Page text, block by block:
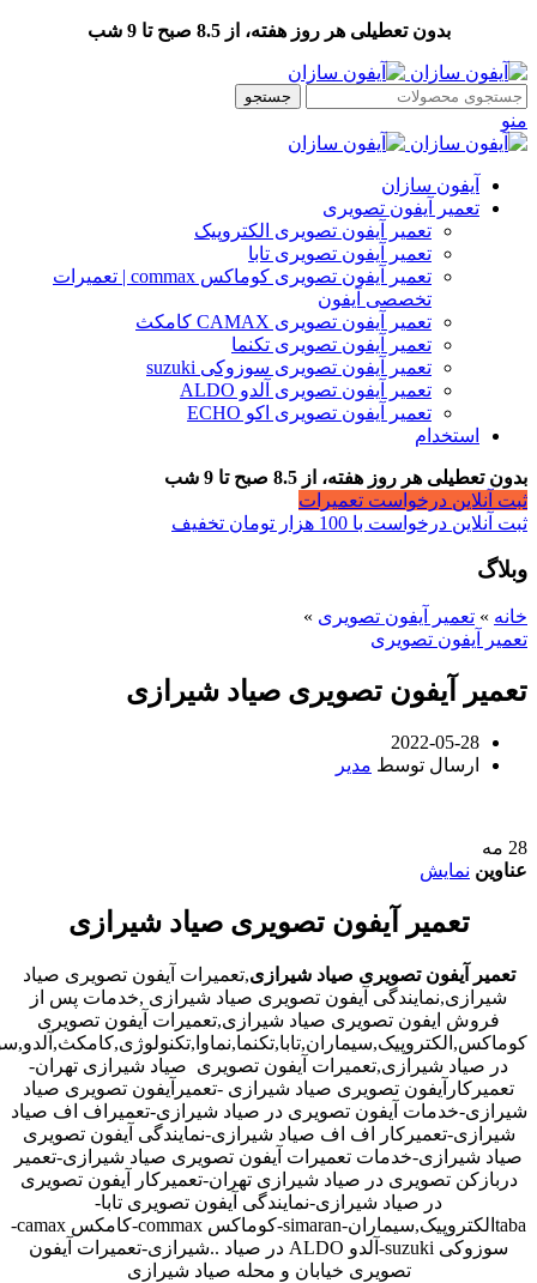
بدون تعطیلی هر روز هفته، از 8.5 صبح تا 9 شب
جستجو
منو
آیفون سازان
تعمیر آیفون تصویری
تعمیر آیفون تصویری الکتروپیک
تعمیر آیفون تصویری تابا
تعمیر آیفون تصویری کوماکس commax | تعمیرات
تخصصی آیفون
تعمیر آیفون تصویری CAMAX کامکث
تعمیر آیفون تصویری تکنما
تعمیر آیفون تصویری سوزوکی suzuki
تعمیر آیفون تصویری آلدو ALDO
تعمیر آیفون تصویری اکو ECHO
استخدام
بدون تعطیلی هر روز هفته، از 8.5 صبح تا 9 شب
ثبت آنلاین درخواست تعمیرات
ثبت آنلاین درخواست با 100 هزار تومان تخفیف
وبلاگ
خانه » تعمیر آیفون تصویری »
تعمیر آیفون تصویری
تعمیر آیفون تصویری صیاد شیرازی
2022-05-28
ارسال توسط مدیر
28 مه
عناوین نمایش
تعمیر آیفون تصویری صیاد شیرازی
تعمیر آیفون تصویری صیاد شیرازی,تعمیرات آیفون تصویری صیاد
شیرازی,نمایندگی آیفون تصویری صیاد شیرازی ,خدمات پس از
فروش ایفون تصویری صیاد شیرازی,تعمیرات آیفون تصویری
در صیاد شیرازی,تعمیرات آیفون تصویری صیاد شیرازی تهران-
تعمیرکارآیفون تصویری صیاد شیرازی -تعمیرآیفون تصویری صیاد
شیرازی-خدمات آیفون تصویری در صیاد شیرازی-تعمیراف اف صیاد
شیرازی-تعمیرکار اف اف صیاد شیرازی-نمایندگی آیفون تصویری
صیاد شیرازی-خدمات تعمیرات آیفون تصویری صیاد شیرازی-تعمیر
دربازکن تصویری در صیاد شیرازی تهران-تعمیرکار آیفون تصویری
در صیاد شیرازی-نمایندگی آیفون تصویری تابا-
tabaالکتروپیک,سیماران-simaran-کوماکس commax-کامکس camax-
سوزوکی suzuki-آلدو ALDO در صیاد ..شیرازی-تعمیرات آیفون
تصویری خیابان و محله صیاد شیرازی